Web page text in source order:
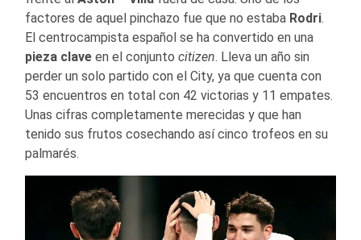
factores de aquel pinchazo fue que no estaba Rodri.
El centrocampista español se ha convertido en una
pieza clave en el conjunto citizen. Lleva un año sin
perder un solo partido con el City, ya que cuenta con
53 encuentros en total con 42 victorias y 11 empates.
Unas cifras completamente merecidas y que han
tenido sus frutos cosechando así cinco trofeos en su
palmarés.